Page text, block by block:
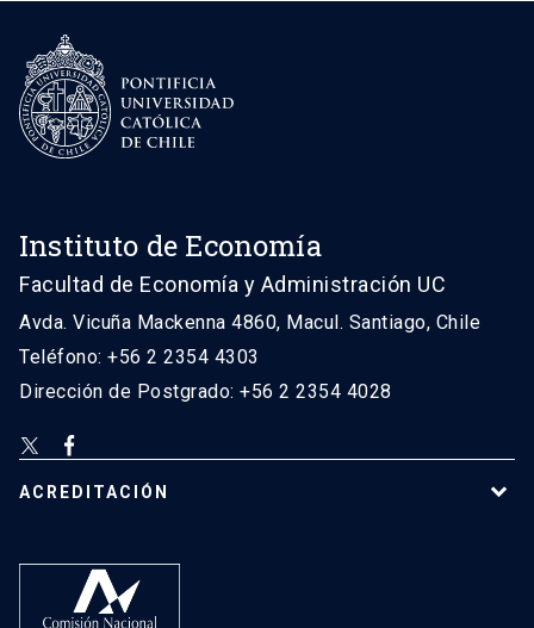
Instituto de Economía
Facultad de Economía y Administración UC
Avda. Vicuña Mackenna 4860, Macul. Santiago, Chile
Teléfono: +56 2 2354 4303
Dirección de Postgrado: +56 2 2354 4028
ACREDITACIÓN